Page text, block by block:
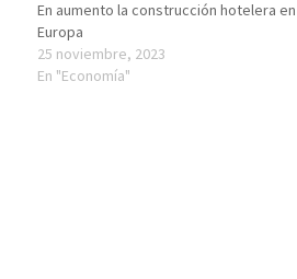
En aumento la construcción hotelera en
Europa
25 noviembre, 2023
En "Economía"